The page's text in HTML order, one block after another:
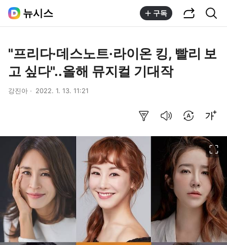
뉴시스 구독
"프리다·데스노트·라이온 킹, 빨리 보
고 싶다"..올해 뮤지컬 기대작
강진아 2022. 1. 13. 11:21